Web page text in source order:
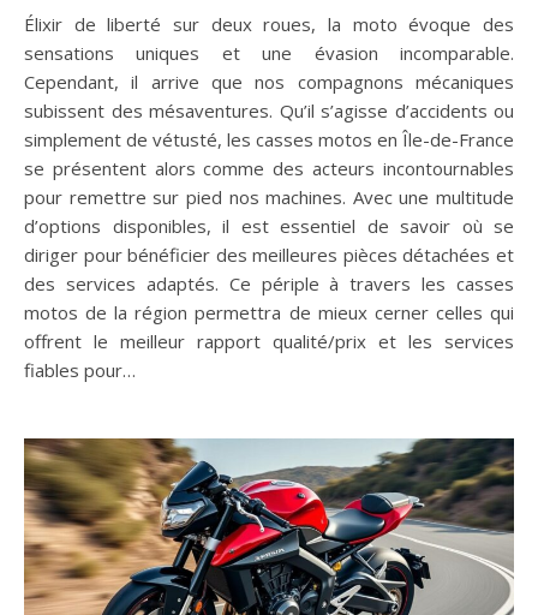
Élixir de liberté sur deux roues, la moto évoque des
sensations uniques et une évasion incomparable.
Cependant, il arrive que nos compagnons mécaniques
subissent des mésaventures. Qu’il s’agisse d’accidents ou
simplement de vétusté, les casses motos en Île-de-France
se présentent alors comme des acteurs incontournables
pour remettre sur pied nos machines. Avec une multitude
d’options disponibles, il est essentiel de savoir où se
diriger pour bénéficier des meilleures pièces détachées et
des services adaptés. Ce périple à travers les casses
motos de la région permettra de mieux cerner celles qui
offrent le meilleur rapport qualité/prix et les services
fiables pour…